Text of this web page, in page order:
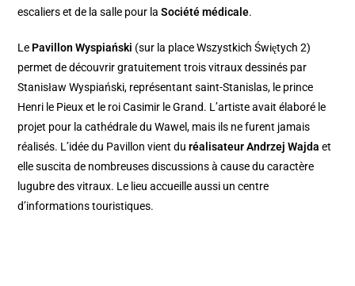
escaliers et de la salle pour laSociété médicale.
Le Pavillon Wyspiański (sur la place Wszystkich Świętych 2)
permet de découvrir gratuitement trois vitraux dessinés par
Stanisław Wyspiański, représentant saint-Stanislas, le prince
Henri le Pieux et le roi Casimir le Grand. L’artiste avait élaboré le
projet pour la cathédrale du Wawel, mais ils ne furent jamais
réalisés. L’idée du Pavillon vient duréalisateur Andrzej Wajda et
elle suscita de nombreuses discussions à cause du caractère
lugubre des vitraux. Le lieu accueille aussi un centre
d’informations touristiques.